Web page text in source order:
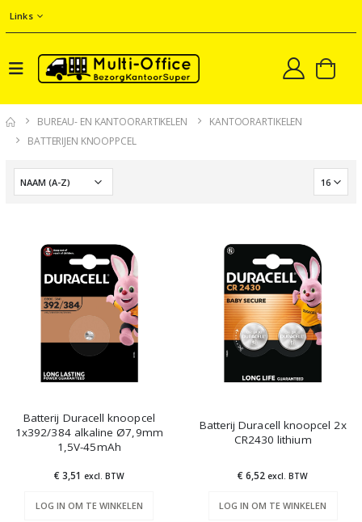
Links
BUREAU- EN KANTOORARTIKELEN
KANTOORARTIKELEN
BATTERIJEN KNOOPPCEL
Batterij Duracell knoopcel
1x392/384 alkaline Ø7,9mm
1,5V-45mAh
€ 3,51 excl. BTW
LOG IN OM TE WINKELEN
Batterij Duracell knoopcel 2x
CR2430 lithium
€ 6,52excl. BTW
LOG IN OM TE WINKELEN